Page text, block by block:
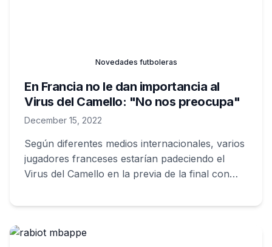
Novedades futboleras
En Francia no le dan importancia al
Virus del Camello: "No nos preocupa"
December 15, 2022
Según diferentes medios internacionales, varios
jugadores franceses estarían padeciendo el
Virus del Camello en la previa de la final con